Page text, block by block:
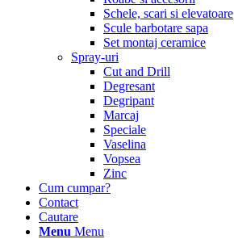
Schele, scari si elevatoare
Scule barbotare sapa
Set montaj ceramice
Spray-uri
Cut and Drill
Degresant
Degripant
Marcaj
Speciale
Vaselina
Vopsea
Zinc
Cum cumpar?
Contact
Cautare
Menu Menu